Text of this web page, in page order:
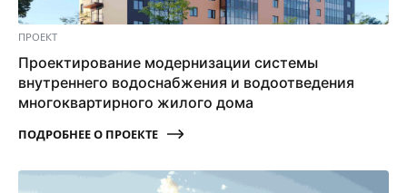
ПРОЕКТ
Проектирование модернизации системы
внутреннего водоснабжения и водоотведения
многоквартирного жилого дома
ПОДРОБНЕЕ О ПРОЕКТЕ